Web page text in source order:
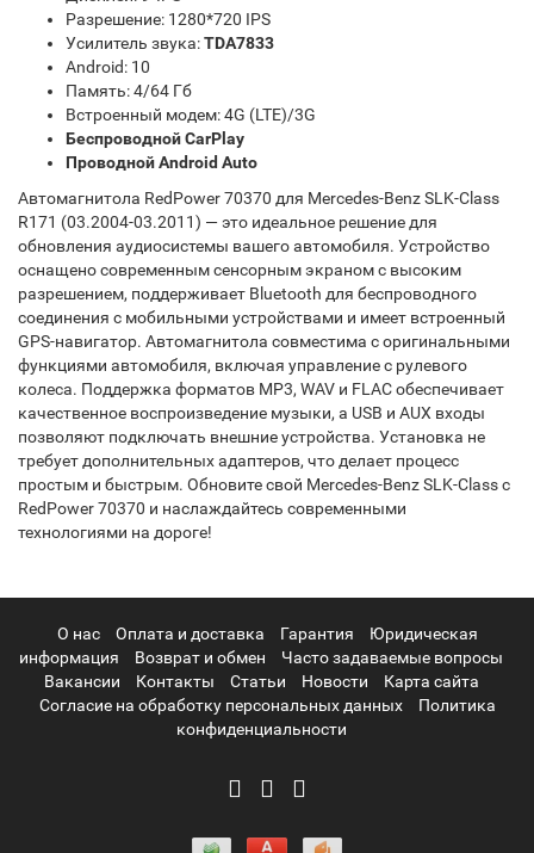
Разрешение: 1280*720 IPS
Усилитель звука:TDA7833
Android: 10
Память: 4/64 Гб
Встроенный модем: 4G (LTE)/3G
Беспроводной CarPlay
Проводной Android Auto
Автомагнитола RedPower 70370 для Mercedes-Benz SLK-Class
R171 (03.2004-03.2011) — это идеальное решение для
обновления аудиосистемы вашего автомобиля. Устройство
оснащено современным сенсорным экраном с высоким
разрешением, поддерживает Bluetooth для беспроводного
соединения с мобильными устройствами и имеет встроенный
GPS-навигатор. Автомагнитола совместима с оригинальными
функциями автомобиля, включая управление с рулевого
колеса. Поддержка форматов MP3, WAV и FLAC обеспечивает
качественное воспроизведение музыки, а USB и AUX входы
позволяют подключать внешние устройства. Установка не
требует дополнительных адаптеров, что делает процесс
простым и быстрым. Обновите свой Mercedes-Benz SLK-Class с
RedPower 70370 и наслаждайтесь современными
технологиями на дороге!
О нас Оплата и доставка Гарантия
Юридическая
информация
Возврат и обмен
Часто задаваемые вопросы
Вакансии
Контакты Статьи Новости
Карта сайта
Согласие на обработку персональных данных
Политика
конфиденциальности